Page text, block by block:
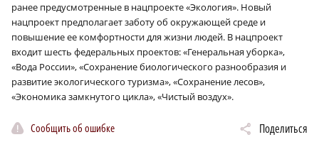
ранее предусмотренные в нацпроекте «Экология». Новый
нацпроект предполагает заботу об окружающей среде и
повышение ее комфортности для жизни людей. В нацпроект
входит шесть федеральных проектов: «Генеральная уборка»,
«Вода России», «Сохранение биологического разнообразия и
развитие экологического туризма», «Сохранение лесов»,
«Экономика замкнутого цикла», «Чистый воздух».
Сообщить об ошибке Поделиться